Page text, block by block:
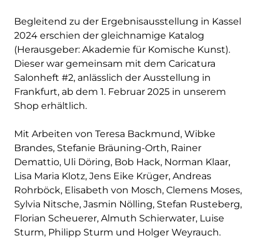
Begleitend zu der Ergebnisausstellung in Kassel
2024 erschien der gleichnamige Katalog
(Herausgeber: Akademie für Komische Kunst).
Dieser war gemeinsam mit dem Caricatura
Salonheft #2, anlässlich der Ausstellung in
Frankfurt, ab dem 1. Februar 2025 in unserem
Shop erhältlich.
Mit Arbeiten von Teresa Backmund, Wibke
Brandes, Stefanie Bräuning-Orth, Rainer
Demattio, Uli Döring, Bob Hack, Norman Klaar,
Lisa Maria Klotz, Jens Eike Krüger, Andreas
Rohrböck, Elisabeth von Mosch, Clemens Moses,
Sylvia Nitsche, Jasmin Nölling, Stefan Rusteberg,
Florian Scheuerer, Almuth Schierwater, Luise
Sturm, Philipp Sturm und Holger Weyrauch.